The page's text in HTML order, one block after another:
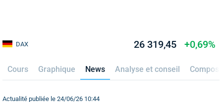
DAX 26 319,45 +0,69%
Cours Graphique News Analyse et conseil
Actualité publiée le 24/06/26 10:44